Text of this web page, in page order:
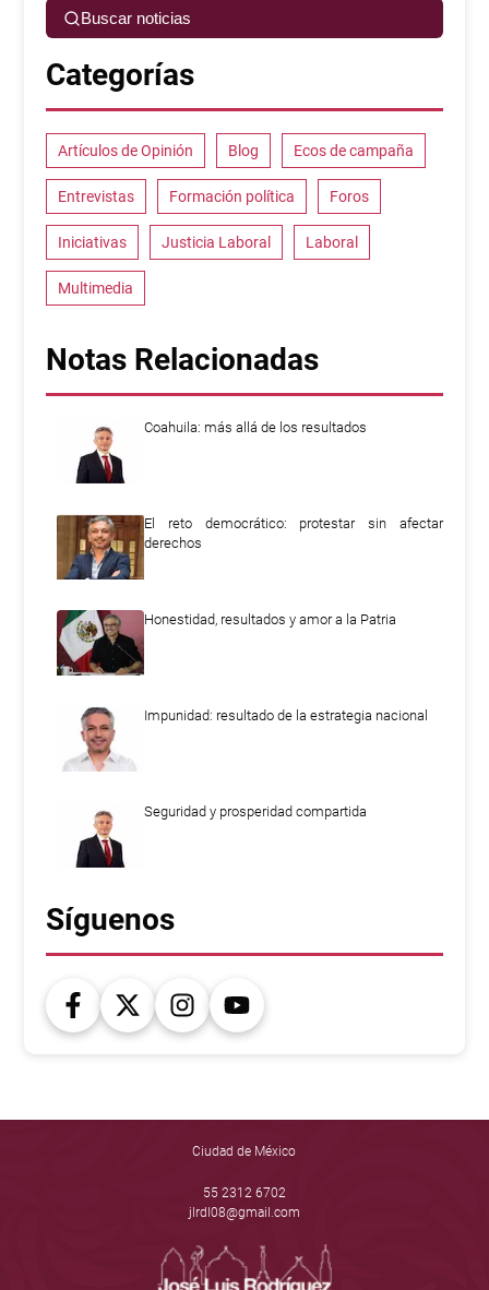
Buscar noticias
Categorías
Artículos de Opinión Blog Ecos de campaña
Entrevistas Formación política Foros
Iniciativas Justicia Laboral Laboral
Multimedia
Notas Relacionadas
Coahuila: más allá de los resultados
El reto democrático: protestar sin afectar
derechos
Honestidad, resultados y amor a la Patria
Impunidad: resultado de la estrategia nacional
Seguridad y prosperidad compartida
Síguenos
Ciudad de México
55 2312 6702
jlrdl08@gmail.com